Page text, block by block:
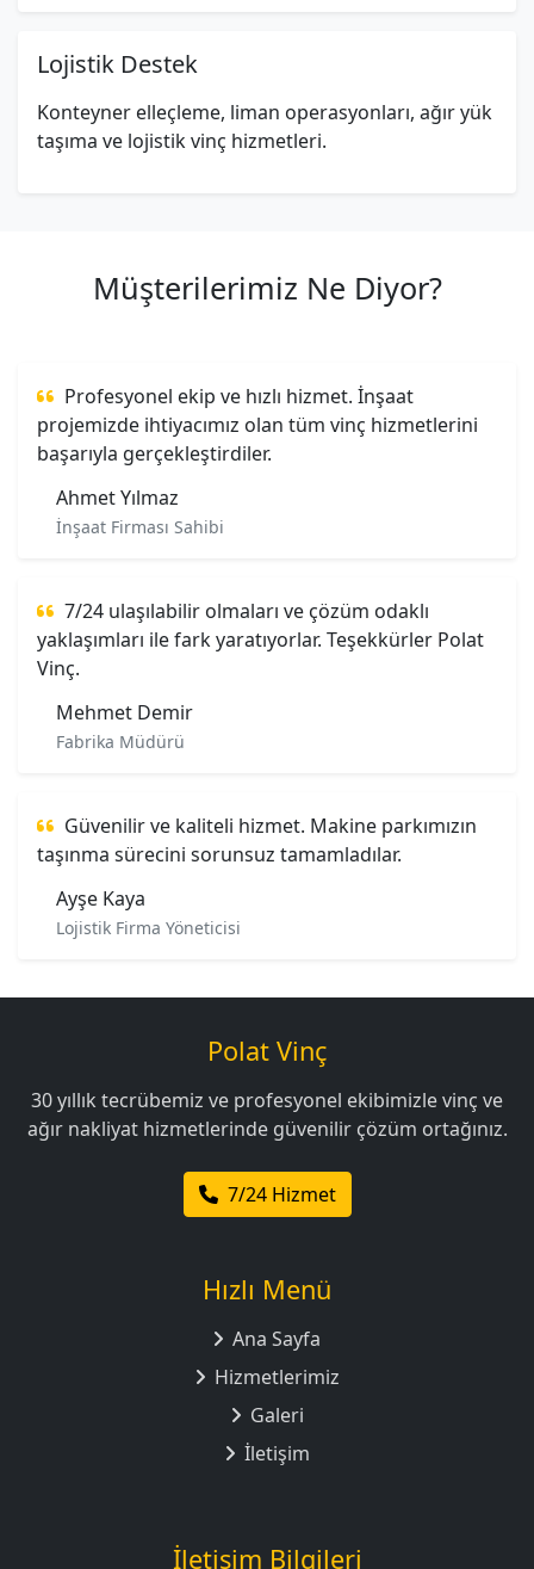
Lojistik Destek
Konteyner elleçleme, liman operasyonları, ağır yük
taşıma ve lojistik vinç hizmetleri.
Müşterilerimiz Ne Diyor?
Profesyonel ekip ve hızlı hizmet. İnşaat
projemizde ihtiyacımız olan tüm vinç hizmetlerini
başarıyla gerçekleştirdiler.
Ahmet Yılmaz
İnşaat Firması Sahibi
7/24 ulaşılabilir olmaları ve çözüm odaklı
yaklaşımları ile fark yaratıyorlar. Teşekkürler Polat
Vinç.
Mehmet Demir
Fabrika Müdürü
Güvenilir ve kaliteli hizmet. Makine parkımızın
taşınma sürecini sorunsuz tamamladılar.
Ayşe Kaya
Lojistik Firma Yöneticisi
Polat Vinç
30 yıllık tecrübemiz ve profesyonel ekibimizle vinç ve
ağır nakliyat hizmetlerinde güvenilir çözüm ortağınız.
7/24 Hizmet
Hızlı Menü
Ana Sayfa
Hizmetlerimiz
Galeri
İletişim
İletişim Bilgileri